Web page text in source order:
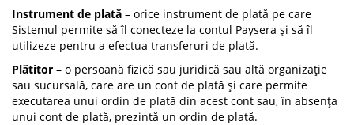
Instrument de plată – orice instrument de plată pe care
Sistemul permite să îl conecteze la contul Paysera și să îl
utilizeze pentru a efectua transferuri de plată.
Plătitor – o persoană fizică sau juridică sau altă organizație
sau sucursală, care are un cont de plată și care permite
executarea unui ordin de plată din acest cont sau, în absența
unui cont de plată, prezintă un ordin de plată.